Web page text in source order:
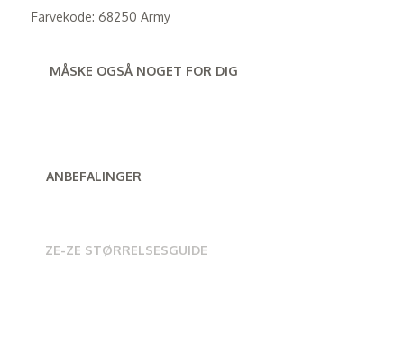
Farvekode: 68250 Army
MÅSKE OGSÅ NOGET FOR DIG
ANBEFALINGER
ZE-ZE STØRRELSESGUIDE